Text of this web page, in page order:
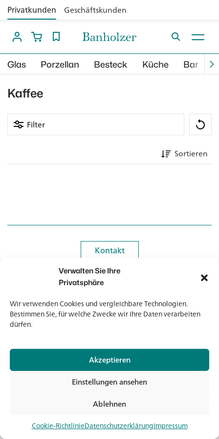
Verwalten Sie Ihre
Privatsphäre
Wir verwenden Cookies und vergleichbare Technologien.
Bestimmen Sie, für welche Zwecke wir Ihre Daten verarbeiten
dürfen.
Akzeptieren
Ablehnen
Einstellungen ansehen
Cookie-RichtlinieDatenschutzerklärungImpressum
Privatkunden Geschäftskunden
Glas Porzellan Besteck Küche Bar
Kaffee
Filter
Sortieren
Kontakt
Kontakt
Newsletter
Newsletter
© 2026 Banholzer AG
Impressum
Datenschutz
AGB